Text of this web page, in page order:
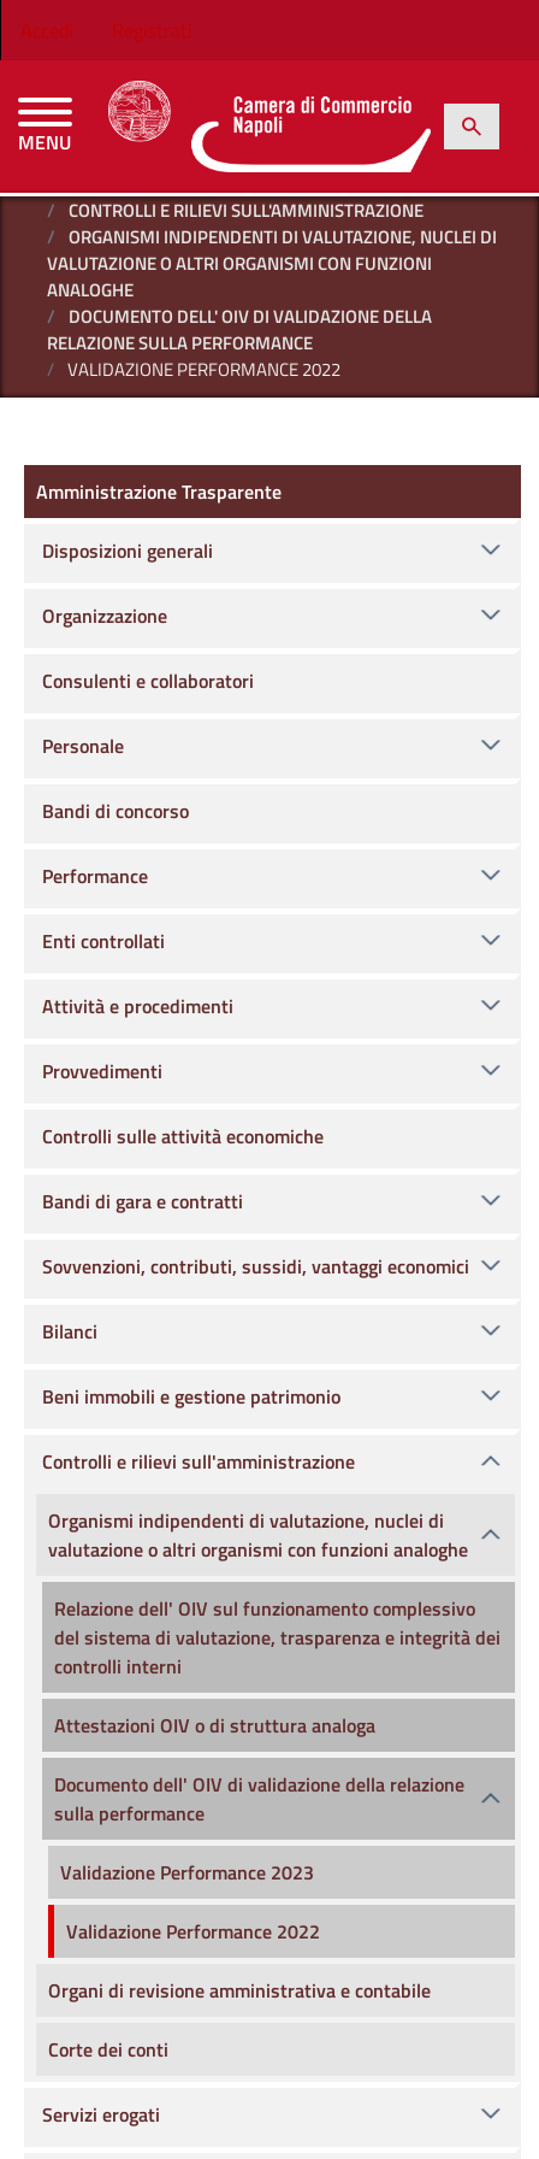
Menu profilo utente
Accedi Registrati
MENU
CAMERE DI COMMERCIO D'ITALIA
Cerca
h
CONTROLLI E RILIEVI SULL'AMMINISTRAZIONE
ORGANISMI INDIPENDENTI DI VALUTAZIONE, NUCLEI DI
VALUTAZIONE O ALTRI ORGANISMI CON FUNZIONI
ANALOGHE
DOCUMENTO DELL' OIV DI VALIDAZIONE DELLA
RELAZIONE SULLA PERFORMANCE
VALIDAZIONE PERFORMANCE 2022
Amministrazione Trasparente
Amministrazione Trasparente
Disposizioni generali
Organizzazione
Consulenti e collaboratori
Personale
Bandi di concorso
Performance
Enti controllati
Attività e procedimenti
Provvedimenti
Controlli sulle attività economiche
Bandi di gara e contratti
Sovvenzioni, contributi, sussidi, vantaggi economici
Bilanci
Beni immobili e gestione patrimonio
Controlli e rilievi sull'amministrazione
Organismi indipendenti di valutazione, nuclei di
valutazione o altri organismi con funzioni analoghe
Relazione dell' OIV sul funzionamento complessivo
del sistema di valutazione, trasparenza e integrità dei
controlli interni
Attestazioni OIV o di struttura analoga
Documento dell' OIV di validazione della relazione
sulla performance
Validazione Performance 2023
Validazione Performance 2022
Organi di revisione amministrativa e contabile
Corte dei conti
Servizi erogati